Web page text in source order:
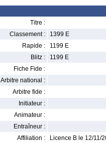
Titre :
Classement :
1399 E
Rapide :
1199 E
Blitz :
1199 E
Fiche Fide :
Arbitre national :
Arbitre fide :
Initiateur :
Animateur :
Entraîneur :
Affiliation :
Licence B le 12/11/